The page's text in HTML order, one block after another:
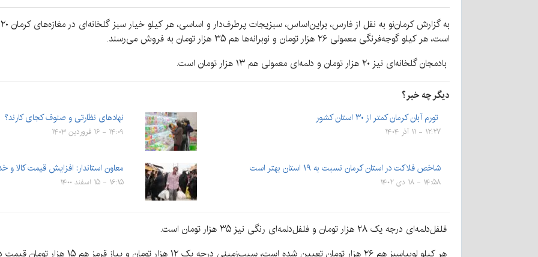
است، هر کیلو گوجه‌فرنگی معمولی ۲۶ هزار تومان و نوبرانه‌ها هم ۳۵ هزار تومان به فروش می‌رسند.
بادمجان گلخانه‌ای نیز ۲۰ هزار تومان و دلمه‌ای معمولی هم ۱۳ هزار تومان است.
دیگر چه خبر؟
تورم آبان کرمان کمتر از ۳۰ استان کشور
۱۲:۲۷ - ۱۱ آذر ۱۴۰۴
نهادهای نظارتی و صنوف کجای کارند؟
۱۴:۰۹ - ۱۶ فروردین ۱۴۰۳
شاخص فلاکت در استان کرمان نسبت به ۱۹ استان بهتر است
۱۴:۵۸ - ۱۸ دی ۱۴۰۲
معاون استاندار: افزایش قیمت کالا و
۱۶:۱۵ - ۱۵ اسفند ۱۴۰۰
فلفل‌دلمه‌ای درجه یک ۲۸ هزار تومان و فلفل‌دلمه‌ای رنگی نیز ۳۵ هزار تومان است.
هر کیلو لوبیاسبز هم ۲۶ هزار تومان تعیین شده است، سیب‌زمینی درجه یک ۱۲ هزار تومان و پیاز قرمز هم ۱۵ هزار تومان قیمت دارد، سبزی هم ۲۰ هزار تومان به فروش می‌رسد.